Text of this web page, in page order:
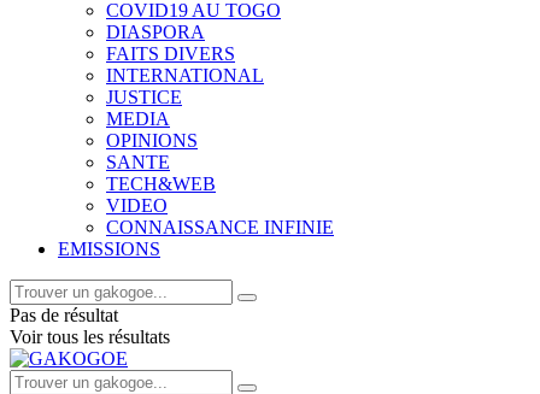
COVID19 AU TOGO
DIASPORA
FAITS DIVERS
INTERNATIONAL
JUSTICE
MEDIA
OPINIONS
SANTE
TECH&WEB
VIDEO
CONNAISSANCE INFINIE
EMISSIONS
Pas de résultat
Voir tous les résultats